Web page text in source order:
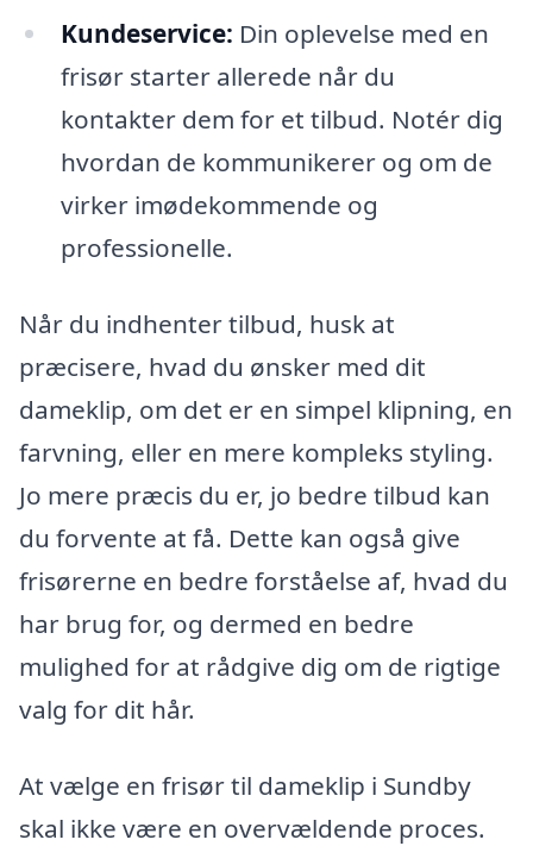
Kundeservice: Din oplevelse med en
frisør starter allerede når du
kontakter dem for et tilbud. Notér dig
hvordan de kommunikerer og om de
virker imødekommende og
professionelle.
Når du indhenter tilbud, husk at
præcisere, hvad du ønsker med dit
dameklip, om det er en simpel klipning, en
farvning, eller en mere kompleks styling.
Jo mere præcis du er, jo bedre tilbud kan
du forvente at få. Dette kan også give
frisørerne en bedre forståelse af, hvad du
har brug for, og dermed en bedre
mulighed for at rådgive dig om de rigtige
valg for dit hår.
At vælge en frisør til dameklip i Sundby
skal ikke være en overvældende proces.